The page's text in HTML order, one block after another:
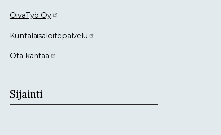
OivaTyö Oy
Kuntalaisaloitepalvelu
Ota kantaa
Sijainti